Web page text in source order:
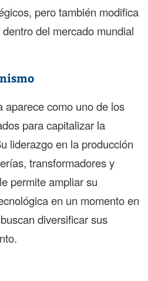
pero también modifica
del mercado mundial
aparece como uno de los
para capitalizar la
liderazgo en la producción
transformadores y
permite ampliar su
en un momento en
diversificar sus